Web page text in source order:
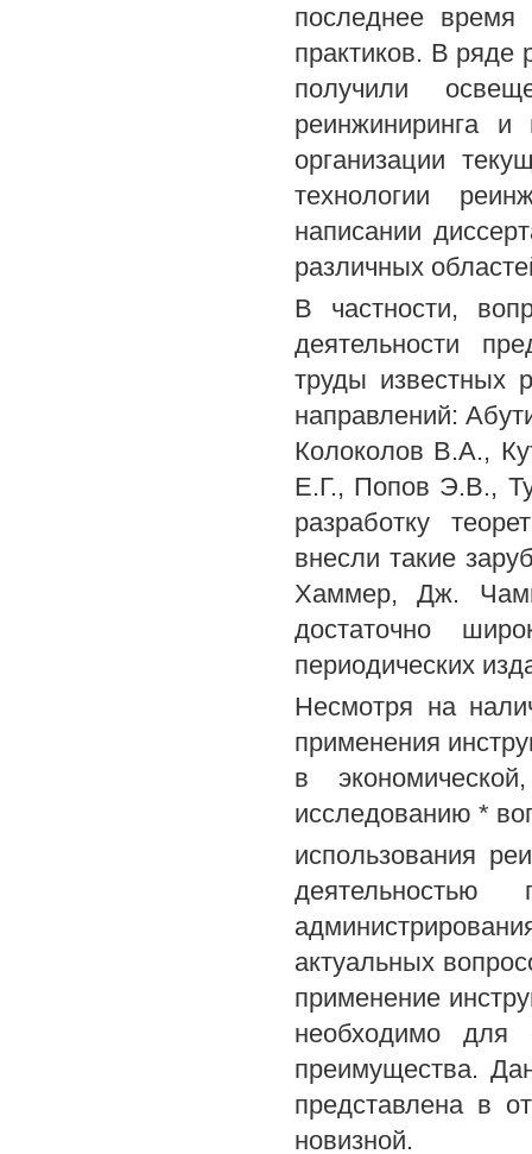
последнее
практиков. В ряде
получили
реинжиниринга
организации
технологии
написании
различных
В частности,
деятельности
труды известных
направлений:
Колоколов В.А.,
Е.Г., Попов Э.В.,
разработку
внесли такие
Хаммер, Дж.
достаточно
периодических
Несмотря на
применения
в
исследованию *
использования
актуальных
применение
необходимо для
преимущества.
представлена в
новизной.